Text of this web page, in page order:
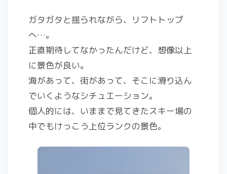
ガタガタと揺られながら、リフトトップ
へ…。
正直期待してなかったんだけど、想像以上
に景色が良い。
海があって、街があって、そこに滑り込ん
でいくようなシチュエーション。
個人的には、いままで見てきたスキー場の
中でもけっこう上位ランクの景色。